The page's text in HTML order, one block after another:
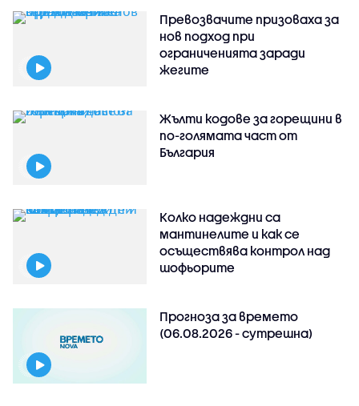
Превозвачите призоваха за
нов подход при
ограниченията заради
жегите
Жълти кодове за горещини в
по-голямата част от
България
Колко надеждни са
мантинелите и как се
осъществява контрол над
шофьорите
Прогноза за времето
(06.08.2026 - сутрешна)